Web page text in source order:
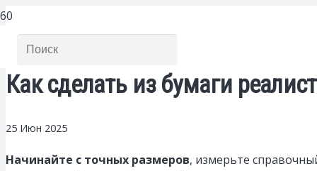
Как сделать из бумаги
25 Июн 2025
Начинайте с точных размеров, измерьте